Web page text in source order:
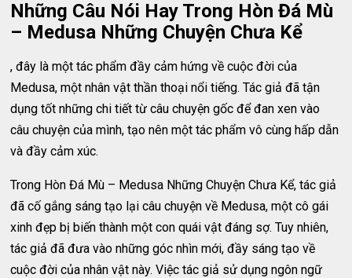
Những Câu Nói Hay Trong Hòn Đá Mù
– Medusa Những Chuyện Chưa Kể
, đây là một tác phẩm đầy cảm hứng về cuộc đời của
Medusa, một nhân vật thần thoại nổi tiếng. Tác giả đã tận
dụng tốt những chi tiết từ câu chuyện gốc để đan xen vào
câu chuyện của mình, tạo nên một tác phẩm vô cùng hấp dẫn
và đầy cảm xúc.
Trong Hòn Đá Mù – Medusa Những Chuyện Chưa Kể, tác giả
đã cố gắng sáng tạo lại câu chuyện về Medusa, một cô gái
xinh đẹp bị biến thành một con quái vật đáng sợ. Tuy nhiên,
tác giả đã đưa vào những góc nhìn mới, đầy sáng tạo về
cuộc đời của nhân vật này. Việc tác giả sử dụng ngôn ngữ